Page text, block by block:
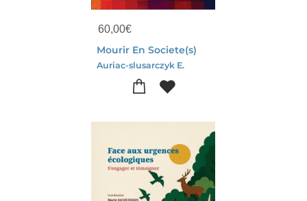
60,00€
Mourir En Societe(s)
Auriac-slusarczyk E.